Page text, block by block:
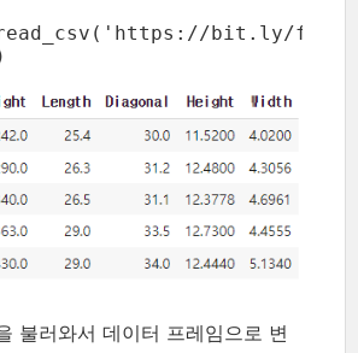
bit.ly/
불러와서 데이터 프레임으로 변